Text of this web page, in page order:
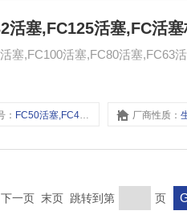
塞,FC100活塞,FC80活塞,FC63
： FC50活塞,FC40活塞,FC32活塞,FC125活塞, 厂商性质：
一页 末页 跳转到第 页